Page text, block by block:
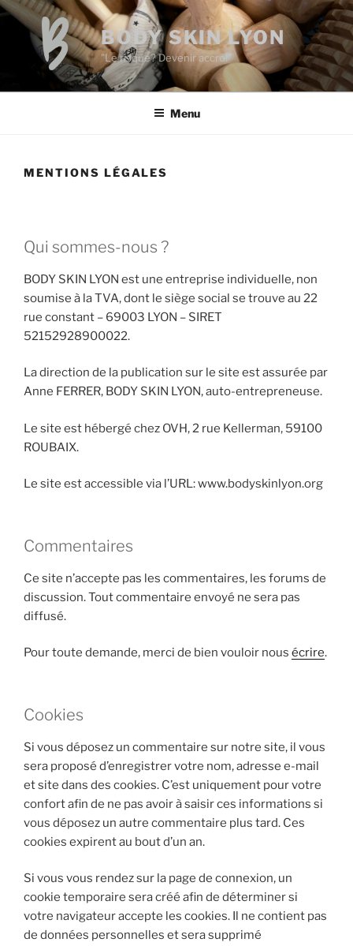
Aller
contenu
principal
BODY SKIN LYON
"Le risque? Devenir accro!"
Menu
MENTIONS LÉGALES
Qui sommes-nous ?
BODY SKIN LYON est une entreprise individuelle, non
soumise à la TVA, dont le siège social se trouve au 22
rue constant – 69003 LYON – SIRET
52152928900022.
La direction de la publication sur le site est assurée par
Anne FERRER, BODY SKIN LYON, auto-entrepreneuse.
Le site est hébergé chez OVH, 2 rue Kellerman, 59100
ROUBAIX.
Le site est accessible via l’URL: www.bodyskinlyon.org
Commentaires
Ce site n’accepte pas les commentaires, les forums de
discussion. Tout commentaire envoyé ne sera pas
diffusé.
Pour toute demande, merci de bien vouloir nous écrire.
Cookies
Si vous déposez un commentaire sur notre site, il vous
sera proposé d’enregistrer votre nom, adresse e-mail
et site dans des cookies. C’est uniquement pour votre
confort afin de ne pas avoir à saisir ces informations si
vous déposez un autre commentaire plus tard. Ces
cookies expirent au bout d’un an.
Si vous vous rendez sur la page de connexion, un
cookie temporaire sera créé afin de déterminer si
votre navigateur accepte les cookies. Il ne contient pas
de données personnelles et sera supprimé